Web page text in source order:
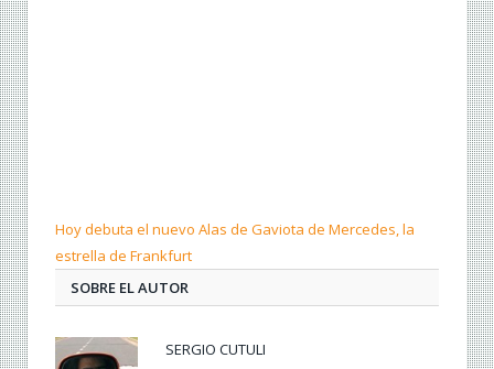
Hoy debuta el nuevo Alas de Gaviota de Mercedes, la
estrella de Frankfurt
SOBRE EL AUTOR
SERGIO CUTULI